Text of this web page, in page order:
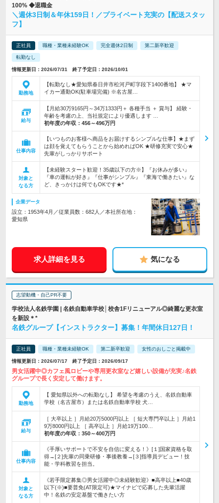
100% ◆退職金
＼週休3日制＆年休159日！／プライベート充実の【配送スタッ
フ】
正社員 職種・業種未経験OK 完全週休2日制 第二新卒歓迎
転勤なし
情報更新日：2026/07/31 終了予定日：2026/10/01
勤務地
【転勤なし★愛知県春日井市松河戸町字段下1400番地】 ★マ
イカー通勤OK(駐車場完備) ※名古屋…
給与
【月給30万9165円～34万1333円＋ 各種手当 ＋ 賞与】 経験・
年齢を考慮の上、当社規定により優遇します …
初年度の年収： 456～496万円
仕事内容
【いつものお客様へ商品をお届けするシンプルな仕事】★まず
は顔を覚えてもらうことから始めればOK ★研修充実で安心★
先輩がしっかりサポート
対象と
なる方
【未経験スタート歓迎！35歳以下の方※】『お休みが多い』
『車の運転が好き』『仕事がシンプル』『東海で働きたい』な
ど、きっかけは何でもOKです★*
企業データ
設立：1953年4月／従業員数：682人／本社所在地：
愛知県
求人詳細を見る 気になる
志望動機・自己PR不要
学校法人名鉄学園 | 名鉄自動車学校│校舎1Fリニューアル◎綺麗な更衣室
を新設＊*
名鉄グループ【インストラクター】募集！年間休日127日！
正社員 職種・業種未経験OK 第二新卒歓迎 女性のおしごと掲載中
情報更新日：2026/07/17 終了予定日：2026/09/17
男女活躍中◎カフェ風ロビーや専用更衣室など嬉しい設備が充実♪名鉄
グループで長く安定して働けます。
勤務地
【 愛知県以外への転勤なし】 希望を考慮のうえ、名鉄自動車
学校（名古屋市）または名鉄自動車学校 犬…
給与
［ 大卒以上 ］月給20万5000円以上 ［ 短大専門卒以上 ］月給1
9万8000円以上 ［ 高卒以上 ］月給19万100…
初年度の年収： 350～400万円
仕事内容
《手厚いサポートで不安を自信に変える！》[１]国家資格を取
得→[２]先輩の同乗研修・事後教養→[３]指導員デビュー！技
能・学科教習を担当。
対象と
なる方
《若手限定募集◎男女活躍中◎未経験歓迎》■高卒以上■40歳
以下(※)■要普免(AT限定可)★マイナビで応募した先輩活躍
中！名鉄の安定基盤で働きたい方